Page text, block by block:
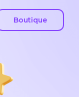
Boutique